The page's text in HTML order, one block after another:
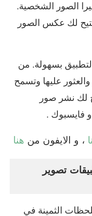
الصور الشخصية.
لك عكس الصور
بسهولة. من
أكثر من 100 فلتر والعثور عليها وتسمح
لك نشر صور
و فايسبوك .
، و الايفون من هنا
تصوير
الثمينة في